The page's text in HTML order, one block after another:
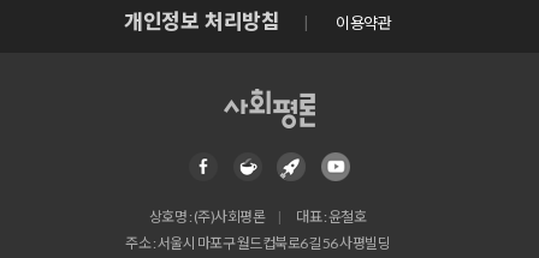
개인정보 처리방침 이용약관
상호명 : (주)사회평론
대표 : 윤철호
주소 : 서울시 마포구 월드컵북로6길 56 사평빌딩